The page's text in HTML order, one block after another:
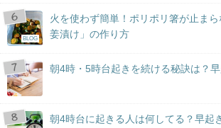
BLOG
火を使わず簡単！ポリポリ箸が止ま
姜漬け」の作り方
朝4時・5時台起きを続ける秘訣は？
朝4時台に起きる人は何してる？早起